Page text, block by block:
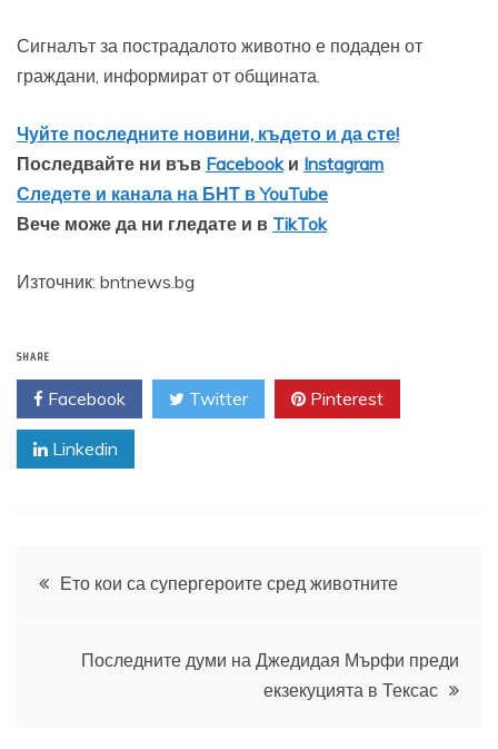
Сигналът за пострадалото животно е подаден от
граждани, информират от общината.
Чуйте последните новини, където и да сте!
Последвайте ни във Facebookи Instagram
Следете и канала на БНТ в YouTube
Вече може да ни гледате и в TikTok
Източник: bntnews.bg
SHARE
Facebook Twitter Pinterest
Linkedin
Навигация
Ето кои са супергероите сред животните
Последните думи на Джедидая Мърфи преди
екзекуцията в Тексас